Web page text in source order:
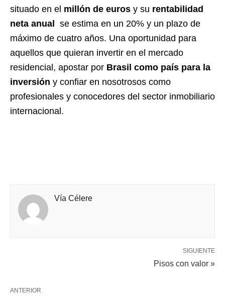
situado en el millón de euros y su rentabilidad
neta anual se estima en un 20% y un plazo de
máximo de cuatro años. Una oportunidad para
aquellos que quieran invertir en el mercado
residencial, apostar por Brasil como país para la
inversión y confiar en nosotrosos como
profesionales y conocedores del sector inmobiliario
internacional.
Vía Célere
SIGUIENTE
Pisos con valor »
ANTERIOR